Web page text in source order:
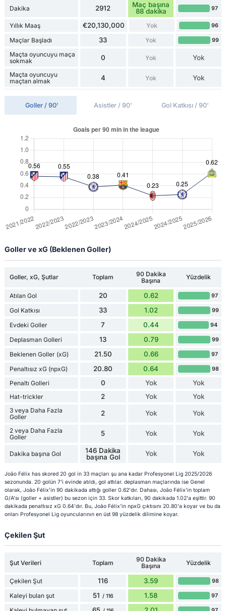
Dakika 2912
Maç başına
88 dakika
97
Yıllık Maaş €20,130,000 Yok 96
Maçlar Başladı 33 Yok 99
Maçta oyuncuyu maça
sokmak
0 Yok Yok
Maçta oyuncuyu
maçtan almak
4 Yok Yok
Goller / 90' Asistler / 90' Gol Katkısı / 90'
Goller ve xG (Beklenen Goller)
Goller, xG, Şutlar Toplam
90 Dakika
Başına
Yüzdelik
Atılan Gol 20 0.62 97
Gol Katkısı 33 1.02 99
Evdeki Goller 7 0.44 94
Deplasman Golleri 13 0.79 99
Beklenen Goller (xG) 21.50 0.66 97
Penaltısız xG (npxG) 20.80 0.64 98
Penaltı Golleri 0 Yok Yok
Hat-trickler 2 Yok Yok
3 veya Daha Fazla
Goller
2 Yok Yok
2 veya Daha Fazla
Goller
5 Yok Yok
Dakika başına Gol
146 Dakika
başına Gol
Yok Yok
João Félix has skored 20 gol in 33 maçları şu ana kadar Profesyonel Lig 2025/2026
sezonunda. 20 golün 7'i evinde atıldı, gol attılar. deplasman maçlarında ise Genel
olarak, João Félix'in 90 dakikada attığı goller 0.62'dır. Dahası, João Félix'in toplam
G/A'sı (goller + asistler) bu sezon için 33. Skor katkıları, 90 dakikada 1.02'a eşittir. 90
dakikada penaltısız xG 0.64'dır. Bu, João Félix'in npxG çıktısını 20.80'a koyar ve bu da
onları Profesyonel Lig oyuncularının en üst 98 yüzdelik dilimine koyar.
Çekilen Şut
Şut Verileri Toplam
90 Dakika
Başına
Yüzdelik
Çekilen Şut 116 3.59 98
Kaleyi bulan şut 51 / 116 1.58 97